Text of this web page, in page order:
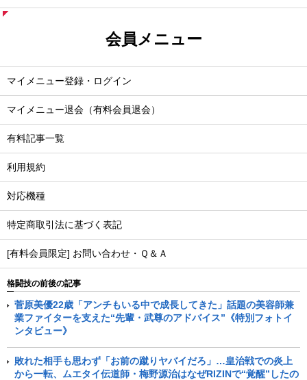
会員メニュー
マイメニュー登録・ログイン
マイメニュー退会（有料会員退会）
有料記事一覧
利用規約
対応機種
特定商取引法に基づく表記
[有料会員限定] お問い合わせ・Ｑ＆Ａ
格闘技の前後の記事
菅原美優22歳「アンチもいる中で成長してきた」話題の美容師兼
業ファイターを支えた“先輩・武尊のアドバイス”《特別フォトイ
ンタビュー》
敗れた相手も思わず「お前の蹴りヤバイだろ」…皇治戦での炎上
から一転、ムエタイ伝道師・梅野源治はなぜRIZINで“覚醒”したの